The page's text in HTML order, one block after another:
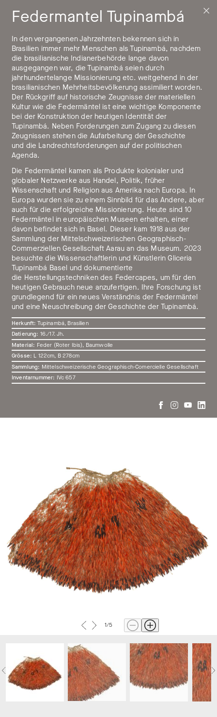
Hauptnavigation
springen
Hauptinhalt
springen
Sammlung
Die Sammlung des Museum der Kulturen Basel
(MKB) umfasst über 340’000 Objekte,
900'000 Fotografien sowie 400 Filme und
Tonaufnahmen. Die Sammlungsstrategie hat
sich stets dem aktuellen Zeitgeschehen
angepasst.
Der Sammlungsbestand des MKB geht in seinen
Ursprüngen auf die Mitte des 19. Jahrhunderts zurück. Mit
den wertvollen Altamerika-Beständen des
Geschäftsmannes Lukas Vischer kam Basel in den Besitz
einer der ersten öffentlich zugänglichen ethnologischen
Sammlungen Europas.
Es waren zunächst vor allem private Sammler, die aus
eigenen finanziellen Mitteln die Kontinente bereisten und
Objekte und Zeugnisse indigener Alltagskultur nach Basel
brachten. Was als kleine Sammlung im Rahmen eines
Universalmuseums begann, entwickelte sich mit Forschern
wie Fritz und Paul Sarasin, Felix Speiser, Paul Wirz oder
Alfred Bühler zunehmend zum Hort wissenschaftlicher
Arbeit und zum ethnologischen Museum mit internationaler
Beachtung.
Das MKB zählt heute zu den bedeutendsten
ethnographischen Museen Europas. Der
Sammlungsbestand von Weltruf zählt mehr als 340’000
Objekte. Nebst ethnografischen Artefakten wurden auch
Fotografien gesammelt. Sie sind zugleich Objekt wie Quelle
In den Anfängen lag das Augenmerk der
Zugriff Sammlungsdatenbank
onlinecollection.mkb.chbietet Zugriff auf die
Sammlungsdatenbank des MKB und ermöglicht eine online
Objektrecherche.
Einblick in die Sammlung
Hier auf dieser Seite zeigt das MKB eine kleine Auswahl an
Objekten aus der Sammlung. Diese digitale Präsentation
wird laufend ergänzt:
Zugriff Sammlungsdatenbank
onlinecollection.mkb.ch
bietet Zugriff auf die
Sammlung des MKB.
Links Teilsammlungen
1/5
Federmantel Tupinambá
In den vergangenen Jahrzehnten bekennen sich in
Brasilien immer mehr Menschen als Tupinambá, nachdem
die brasilianische Indianerbehörde lange davon
ausgegangen war, die Tupinambá seien durch
jahrhundertelange Missionierung etc. weitgehend in der
brasilianischen Mehrheitsbevölkerung assimiliert worden.
Der Rückgriff auf historische Zeugnisse der materiellen
Kultur wie die Federmäntel ist eine wichtige Komponente
bei der Konstruktion der heutigen Identität der
Tupinambá. Neben Forderungen zum Zugang zu diesen
Zeugnissen stehen die Aufarbeitung der Geschichte
und die Landrechtsforderungen auf der politischen
Agenda.
Die Federmäntel kamen als Produkte kolonialer und
globaler Netzwerke aus Handel, Politik, früher
Wissenschaft und Religion aus Amerika nach Europa. In
Europa wurden sie zu einem Sinnbild für das Andere, aber
auch für die erfolgreiche Missionierung. Heute sind 10
Federmäntel in europäischen Museen erhalten, einer
davon befindet sich in Basel. Dieser kam 1918 aus der
Sammlung der Mittelschweizerischen Geographisch-
Commerziellen Gesellschaft Aarau an das Museum. 2023
besuchte die Wissenschaftlerin und Künstlerin Gliceria
Tupinambá Basel und dokumentierte
die Herstellungstechniken des Federcapes, um für den
heutigen Gebrauch neue anzufertigen. Ihre Forschung ist
grundlegend für ein neues Verständnis der Federmäntel
und eine Neuschreibung der Geschichte der Tupinambá.
Herkunft: Tupinambá, Brasilien
Datierung: 16./17. Jh.
Material: Feder (Roter Ibis), Baumwolle
Grösse: L 122cm, B 278cm
Sammlung: Mittelschweizerische Geographisch-Comercielle Gesellschaft
Inventarnummer: IVc 657